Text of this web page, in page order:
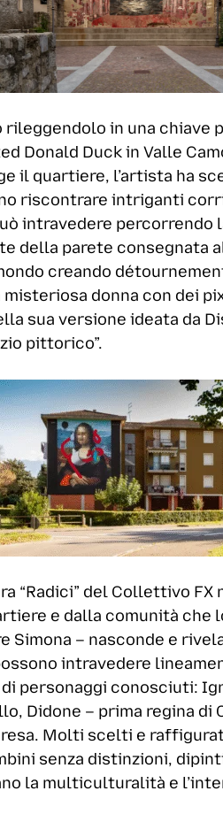
in una chiave
Donald Duck in Valle
il quartiere, l’artista ha
riscontrare intriganti
intravedere percorrendo
della parete consegnata
creando
donna con dei
sua versione ideata da
pittorico”.
“Radici” del Collettivo
e dalla comunità che
– nasconde e
intravedere
personaggi conosciuti:
Didone – prima regina di
Molti scelti e
senza distinzioni,
la multiculturalità e